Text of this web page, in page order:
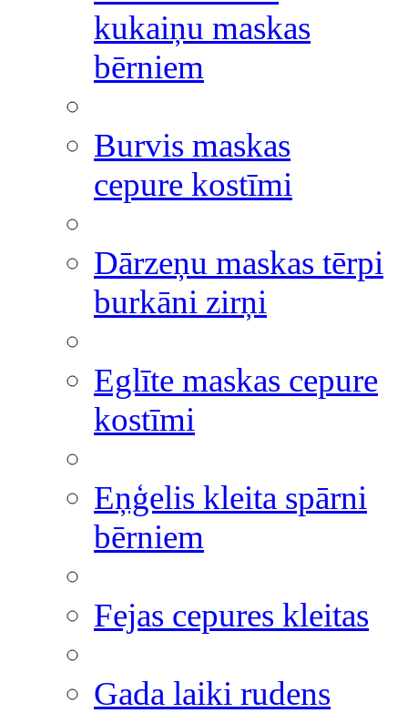
kukaiņu maskas
bērniem
Burvis maskas
cepure kostīmi
Dārzeņu maskas tērpi
burkāni zirņi
Eglīte maskas cepure
kostīmi
Eņģelis kleita spārni
bērniem
Fejas cepures kleitas
Gada laiki rudens